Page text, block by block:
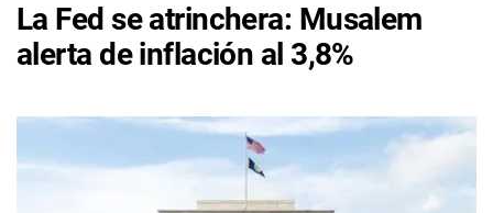
La Fed se atrinchera: Musalem
alerta de inflación al 3,8%